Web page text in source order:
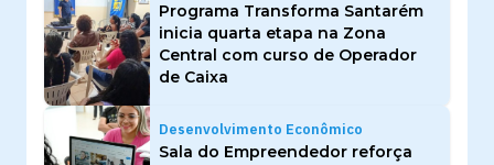
Programa Transforma Santarém
inicia quarta etapa na Zona
Central com curso de Operador
de Caixa
Desenvolvimento Econômico
Sala do Empreendedor reforça